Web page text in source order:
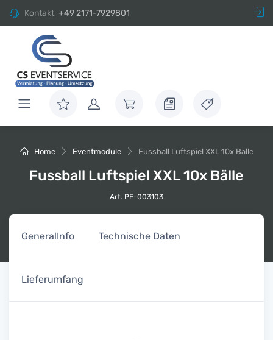
Kontakt +49 2171-7929801
Home Eventmodule Fussball Luftspiel XXL 10x Bälle
Fussball Luftspiel XXL 10x Bälle
Art. PE-003103
GeneralInfo Technische Daten
Lieferumfang